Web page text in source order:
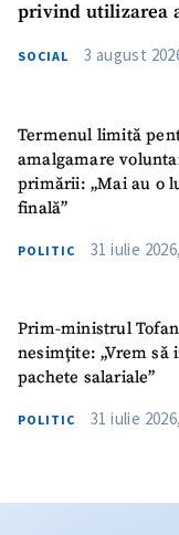
privind utilizarea
SOCIAL 3 august
Termenul limită
amalgamare
primării: „Mai au o
finală”
POLITIC 31 iulie
Prim-ministrul
nesimțite: „Vrem să
pachete salariale”
POLITIC 31 iulie